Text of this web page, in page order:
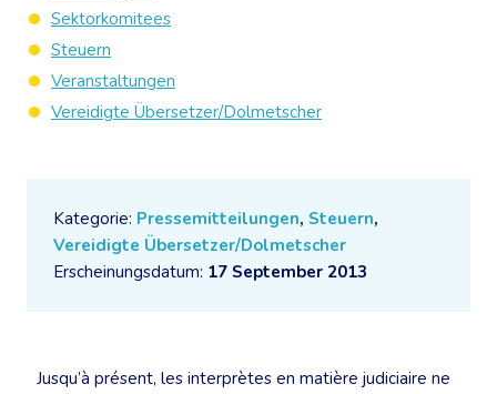
Kategorie: Pressemitteilungen, Steuern,
Vereidigte Übersetzer/Dolmetscher
Erscheinungsdatum: 17 September 2013
Jusqu’à présent, les interprètes en matière judiciaire ne
Sektorkomitees
Steuern
Veranstaltungen
Vereidigte Übersetzer/Dolmetscher